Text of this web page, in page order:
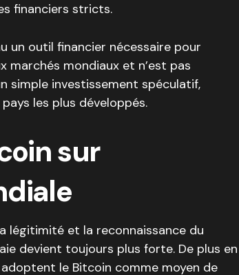
financiers stricts.
un outil financier nécessaire pour
marchés mondiaux et n’est pas
simple investissement spéculatif,
les plus développés.
sur
légitimité et la reconnaissance du
devient toujours plus forte. De plus en
le Bitcoin comme moyen de